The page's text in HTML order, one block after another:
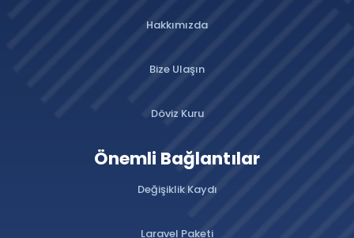
Hakkımızda
Bize Ulaşın
Döviz Kuru
Önemli Bağlantılar
Değişiklik Kaydı
Laravel Paketi